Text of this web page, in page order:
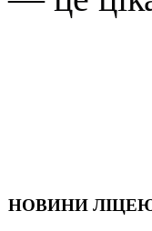
НОВИНИ